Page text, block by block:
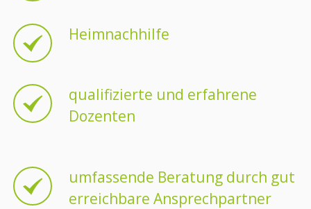
Heimnachhilfe
qualifizierte und erfahrene
Dozenten
umfassende Beratung durch gut
erreichbare Ansprechpartner